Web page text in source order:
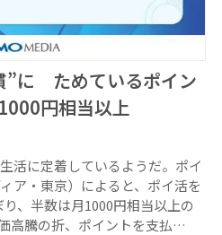
”に ためているポイン
円相当以上
に定着しているようだ。ポイ
ア・東京）によると、ポイ活を
、半数は月1000円相当以上の
高騰の折、ポイントを支払…